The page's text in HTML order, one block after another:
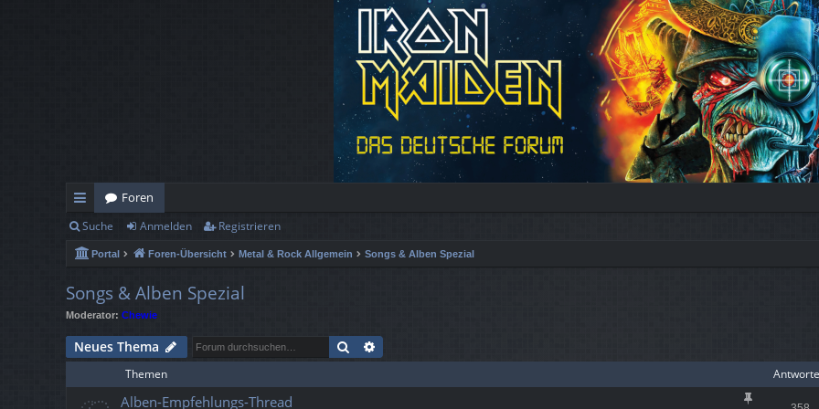
ch
ne
llz
ug
rif
Foren
Suche Anmelden Registrieren
Portal Foren-Übersicht Metal & Rock Allgemein Songs & Alben Spezial
Songs & Alben Spezial
Moderator: Chewie
Neues Thema Suche
Themen
Alben-Empfehlungs-Thread